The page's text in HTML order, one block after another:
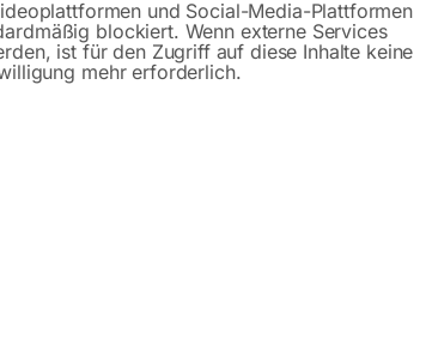
Produktsicherheit
beim Küchenbau oder für
Holz, Kunststoff oder Aluminium
und Spanbegrenzer
und Social-Media-Plattformen
blockiert. Wenn externe Services
ist für den Zugriff auf diese Inhalte keine
mehr erforderlich.